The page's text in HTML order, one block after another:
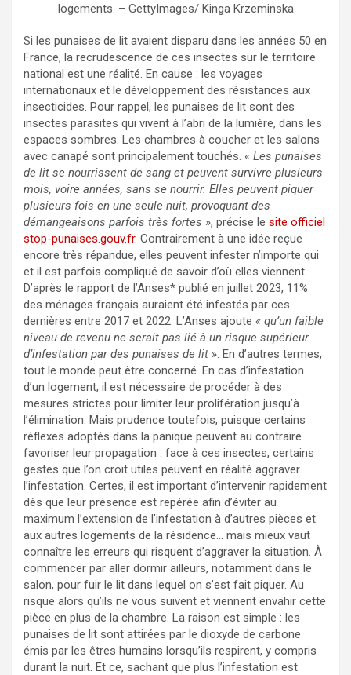
logements. – GettyImages/ Kinga Krzeminska
Si les punaises de lit avaient disparu dans les années 50 en
France, la recrudescence de ces insectes sur le territoire
national est une réalité. En cause : les voyages
internationaux et le développement des résistances aux
insecticides. Pour rappel, les punaises de lit sont des
insectes parasites qui vivent à l’abri de la lumière, dans les
espaces sombres. Les chambres à coucher et les salons
avec canapé sont principalement touchés. « Les punaises
de lit se nourrissent de sang et peuvent survivre plusieurs
mois, voire années, sans se nourrir. Elles peuvent piquer
plusieurs fois en une seule nuit, provoquant des
démangeaisons parfois très fortes », précise le site officiel
stop-punaises.gouv.fr. Contrairement à une idée reçue
encore très répandue, elles peuvent infester n’importe qui
et il est parfois compliqué de savoir d’où elles viennent.
D’après le rapport de l’Anses* publié en juillet 2023, 11%
des ménages français auraient été infestés par ces
dernières entre 2017 et 2022. L’Anses ajoute « qu’un faible
niveau de revenu ne serait pas lié à un risque supérieur
d’infestation par des punaises de lit ». En d’autres termes,
tout le monde peut être concerné. En cas d’infestation
d’un logement, il est nécessaire de procéder à des
mesures strictes pour limiter leur prolifération jusqu’à
l’élimination. Mais prudence toutefois, puisque certains
réflexes adoptés dans la panique peuvent au contraire
favoriser leur propagation : face à ces insectes, certains
gestes que l’on croit utiles peuvent en réalité aggraver
l’infestation. Certes, il est important d’intervenir rapidement
dès que leur présence est repérée afin d’éviter au
maximum l’extension de l’infestation à d’autres pièces et
aux autres logements de la résidence… mais mieux vaut
connaître les erreurs qui risquent d’aggraver la situation. À
commencer par aller dormir ailleurs, notamment dans le
salon, pour fuir le lit dans lequel on s’est fait piquer. Au
risque alors qu’ils ne vous suivent et viennent envahir cette
pièce en plus de la chambre. La raison est simple : les
punaises de lit sont attirées par le dioxyde de carbone
émis par les êtres humains lorsqu’ils respirent, y compris
durant la nuit. Et ce, sachant que plus l’infestation est